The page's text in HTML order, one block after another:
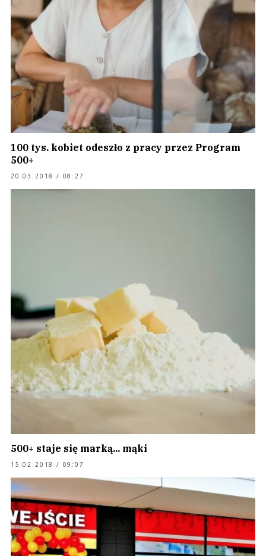
100 tys. kobiet odeszło z pracy przez Program
500+
20.03.2018 / 08:27
500+ staje się marką... mąki
15.02.2018 / 09:07